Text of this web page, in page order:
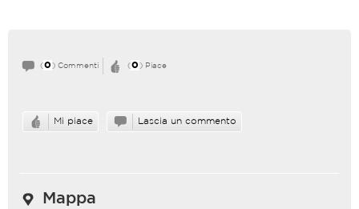
( 0 ) Commenti ( 0 ) Piace
Mi piace Lascia un commento
Mappa